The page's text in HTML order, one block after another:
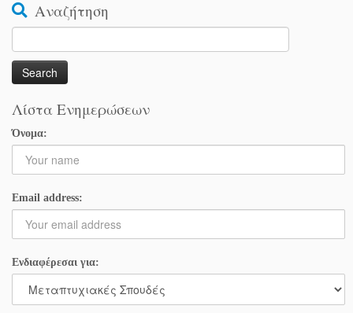
Αναζήτηση
for:
Λίστα Ενημερώσεων
Όνομα:
Email address:
Ενδιαφέρεσαι για: